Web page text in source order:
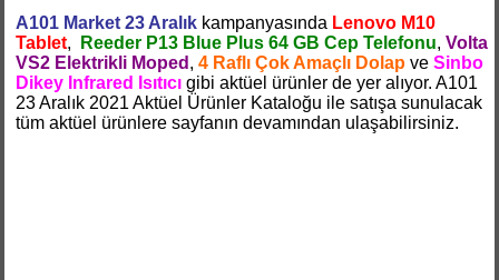
A101 Market 23 Aralık kampanyasında Lenovo M10
Tablet, Reeder P13 Blue Plus 64 GB Cep Telefonu,Volta
VS2 Elektrikli Moped ,4 Raflı Çok Amaçlı Dolap veSinbo
Dikey Infrared Isıtıcı gibi aktüel ürünler de yer alıyor. A101
23 Aralık 2021 Aktüel Ürünler Kataloğu ile satışa sunulacak
tüm aktüel ürünlere sayfanın devamından ulaşabilirsiniz.